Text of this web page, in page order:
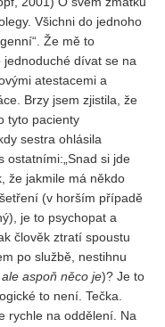
Všichni do jednoho
Že mě to
dívat se na
atestacemi a
Brzy jsem zjistila, že
tyto pacienty
sestra ohlásila
ostatními:„Snad si jde
že jakmile má někdo
(v horším případě
je to psychopat a
člověk ztratí spoustu
po službě, nestihnu
aspoň něco je)? Je to
to není. Tečka.
rychle na oddělení. Na